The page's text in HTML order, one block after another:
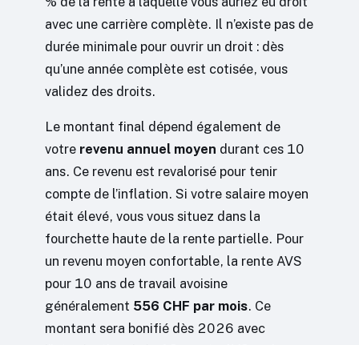
avec une carrière complète. Il n’existe pas de
durée minimale pour ouvrir un droit : dès
qu’une année complète est cotisée, vous
validez des droits.
Le montant final dépend également de
votre revenu annuel moyen durant ces 10
ans. Ce revenu est revalorisé pour tenir
compte de l’inflation. Si votre salaire moyen
était élevé, vous vous situez dans la
fourchette haute de la rente partielle. Pour
un revenu moyen confortable, la rente AVS
pour 10 ans de travail avoisine
généralement 556 CHF par mois. Ce
montant sera bonifié dès 2026 avec